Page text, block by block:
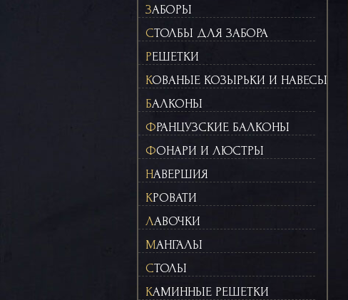
ЗАБОРЫ
СТОЛБЫ ДЛЯ ЗАБОРА
РЕШЕТКИ
КОВАНЫЕ КОЗЫРЬКИ И НАВЕСЫ
БАЛКОНЫ
ФРАНЦУЗСКИЕ БАЛКОНЫ
ФОНАРИ И ЛЮСТРЫ
НАВЕРШИЯ
КРОВАТИ
ЛАВОЧКИ
МАНГАЛЫ
СТОЛЫ
КАМИННЫЕ РЕШЕТКИ